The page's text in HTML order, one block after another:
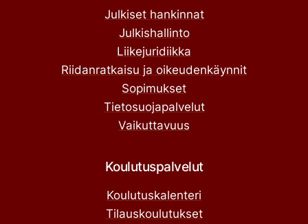
Julkiset hankinnat
Julkishallinto
Liikejuridiikka
Riidanratkaisu ja oikeudenkäynnit
Sopimukset
Tietosuojapalvelut
Vaikuttavuus
Koulutuspalvelut
Koulutuskalenteri
Tilauskoulutukset